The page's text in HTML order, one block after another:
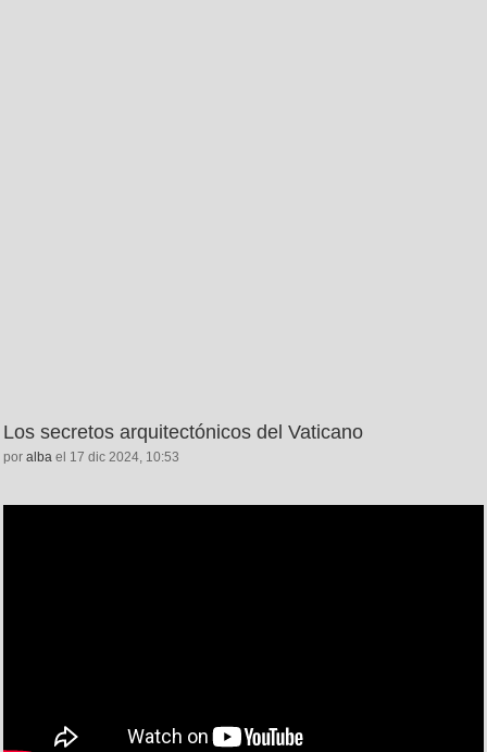
Los secretos arquitectónicos del Vaticano
por alba el 17 dic 2024, 10:53